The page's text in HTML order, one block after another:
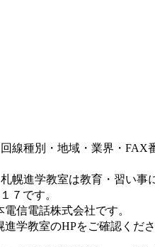
線種別・地域・業界・FAX
札幌進学教室は教育・習い事
７ です。
電信電話株式会社です。
進学教室のHPをご確認くださ